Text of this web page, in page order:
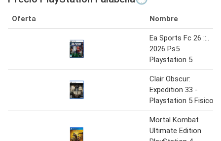
Oferta Nombre
Ea Sports Fc 26 ::..
2026 Ps5
Playstation 5
Clair Obscur:
Expedition 33 -
Playstation 5 Fisico
Mortal Kombat
Ultimate Edition